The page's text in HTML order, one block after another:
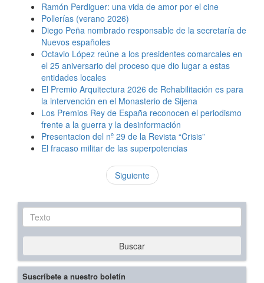
Ramón Perdiguer: una vida de amor por el cine
Pollerías (verano 2026)
Diego Peña nombrado responsable de la secretaría de
Nuevos españoles
Octavio López reúne a los presidentes comarcales en
el 25 aniversario del proceso que dio lugar a estas
entidades locales
El Premio Arquitectura 2026 de Rehabilitación es para
la intervención en el Monasterio de Sijena
Los Premios Rey de España reconocen el periodismo
frente a la guerra y la desinformación
Presentacion del nº 29 de la Revista “Crisis”
El fracaso militar de las superpotencias
Siguiente
Texto
Buscar
Suscríbete a nuestro boletín